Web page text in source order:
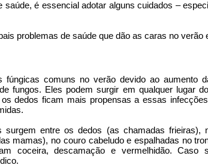
saúde, é essencial adotar alguns cuidados –
problemas de saúde que dão as caras no verão
fúngicas comuns no verão devido ao aumento
fungos. Eles podem surgir em qualquer lugar
dedos ficam mais propensas a essas
entre os dedos (as chamadas frieiras),
mamas), no couro cabeludo e espalhadas no
coceira, descamação e vermelhidão. Caso